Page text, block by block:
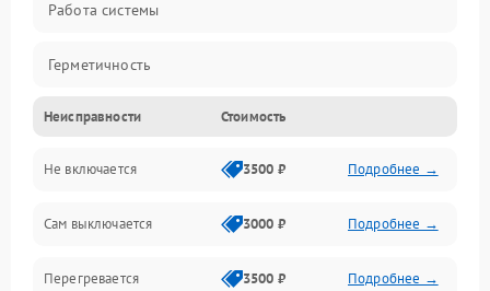
Работа системы
Герметичность
Механика
Неисправности Стоимость
Не включается 3500 ₽ Подробнее →
Сам выключается 3000 ₽ Подробнее →
Перегревается 3500 ₽ Подробнее →